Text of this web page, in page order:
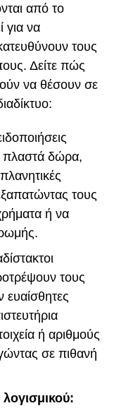
από το
για να
τους
Δείτε πώς
να θέσουν σε
πλαστά δώρα,
τους
ή να
τους
ή αριθμούς
σε πιθανή